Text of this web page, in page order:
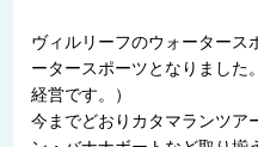
ヴィルリーフのウォータース
ータースポーツとなりました
経営です。）
今までどおりカタマランツア